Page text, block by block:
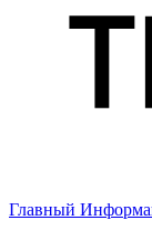
Главный